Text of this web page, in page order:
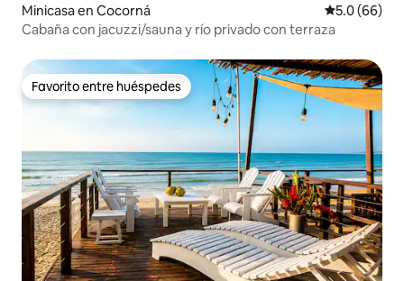
Minicasa en Cocorná Calificación
5.0 (66)
Cabaña con jacuzzi/sauna y río privado con terraza
Favorito entre huéspedes
Favorito entre huéspedes